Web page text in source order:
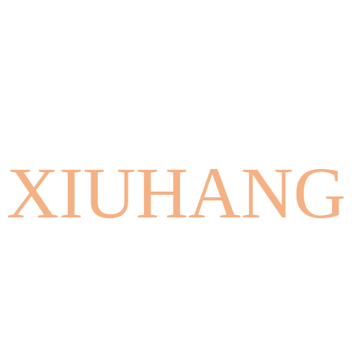
XIUHANG